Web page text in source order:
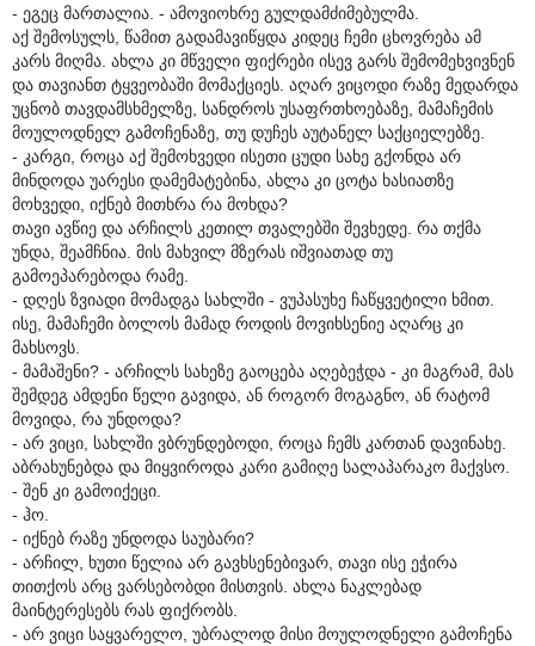
- ეგეც მართალია. - ამოვიოხრე გულდამძიმებულმა.
აქ შემოსულს, წამით გადამავიწყდა კიდეც ჩემი ცხოვრება ამ
კარს მიღმა. ახლა კი მწველი ფიქრები ისევ გარს შემომეხვივნენ
და თავიანთ ტყვეობაში მომაქციეს. აღარ ვიცოდი რაზე მედარდა
უცნობ თავდამსხმელზე, სანდროს უსაფრთხოებაზე, მამაჩემის
მოულოდნელ გამოჩენაზე, თუ დუჩეს აუტანელ საქციელებზე.
- კარგი, როცა აქ შემოხვედი ისეთი ცუდი სახე გქონდა არ
მინდოდა უარესი დამემატებინა, ახლა კი ცოტა ხასიათზე
მოხვედი, იქნებ მითხრა რა მოხდა?
თავი ავწიე და არჩილს კეთილ თვალებში შევხედე. რა თქმა
უნდა, შეამჩნია. მის მახვილ მზერას იშვიათად თუ
გამოეპარებოდა რამე.
- დღეს ზვიადი მომადგა სახლში - ვუპასუხე ჩაწყვეტილი ხმით.
ისე, მამაჩემი ბოლოს მამად როდის მოვიხსენიე აღარც კი
მახსოვს.
- მამაშენი? - არჩილს სახეზე გაოცება აღებეჭდა - კი მაგრამ, მას
შემდეგ ამდენი წელი გავიდა, ან როგორ მოგაგნო, ან რატომ
მოვიდა, რა უნდოდა?
- არ ვიცი, სახლში ვბრუნდებოდი, როცა ჩემს კართან დავინახე.
აბრახუნებდა და მიყვიროდა კარი გამიღე სალაპარაკო მაქვსო.
- შენ კი გამოიქეცი.
- ჰო.
- იქნებ რაზე უნდოდა საუბარი?
- არჩილ, ხუთი წელია არ გავხსენებივარ, თავი ისე ეჭირა
თითქოს არც ვარსებობდი მისთვის. ახლა ნაკლებად
მაინტერესებს რას ფიქრობს.
- არ ვიცი საყვარელო, უბრალოდ მისი მოულოდნელი გამოჩენა